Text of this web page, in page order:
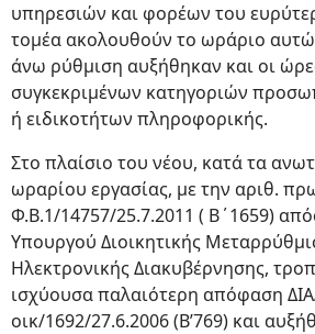
υπηρεσιών και φορέων του
τομέα ακολουθούν το ωράριο
άνω ρύθμιση αυξήθηκαν και οι
συγκεκριμένων κατηγοριών
ή ειδικοτήτων πληροφορικής.
Στο πλαίσιο του νέου, κατά τα
ωραρίου εργασίας, με την αριθ.
Φ.Β.1/14757/25.7.2011 ( Β΄1659)
Υπουργού Διοικητικής
Ηλεκτρονικής Διακυβέρνησης,
ισχύουσα παλαιότερη απόφαση
οικ/1692/27.6.2006 (Β’769) και